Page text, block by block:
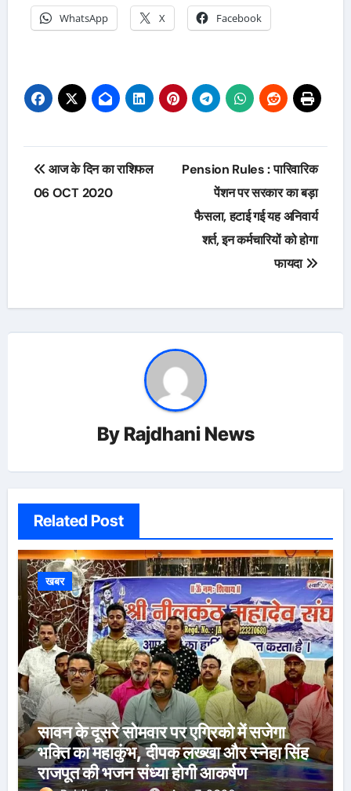
WhatsApp X Facebook
Post
navigation
आज के दिन का राशिफल
06 OCT 2020
Pension Rules : पारिवारिक
पेंशन पर सरकार का बड़ा
फैसला, हटाई गई यह अनिवार्य
शर्त, इन कर्मचारियों को होगा
फायदा
By Rajdhani News
Related Post
खबर
सावन के दूसरे सोमवार पर एग्रिको में सजेगा
भक्ति का महाकुंभ, दीपक लख्खा और स्नेहा सिंह
राजपूत की भजन संध्या होगी आकर्षण